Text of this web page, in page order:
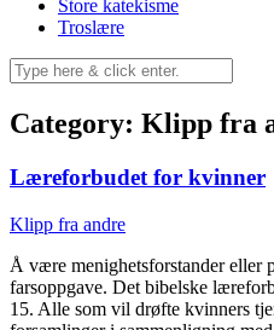
Store katekisme
Troslære
Category: Klipp fra
Læreforbudet for kvinner
Klipp fra andre
Å være menighetsforstander eller
farsoppgave. Det bibelske
15. Alle som vil drøfte kvinners